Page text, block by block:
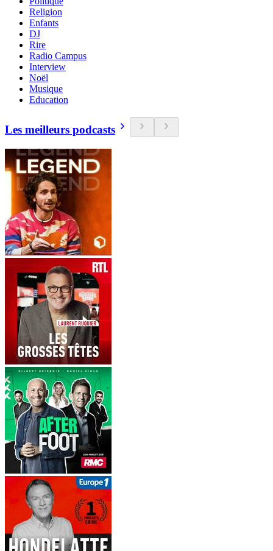
Religion
Enfants
DJ
Rire
Radio Campus
Interview
Noël
Musique
Education
Les meilleurs podcasts